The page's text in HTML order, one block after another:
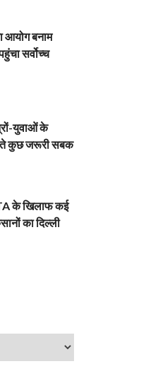
आयोग बनाम
सर्वोच्च
युवाओं के
कुछ जरूरी सबक
के खिलाफ कई
का दिल्ली